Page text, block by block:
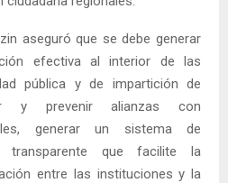
aseguró que se debe generar
efectiva al interior de las
pública y de impartición de
y prevenir alianzas con
generar un sistema de
transparente que facilite la
entre las instituciones y la